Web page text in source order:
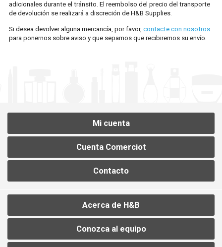
MI CUENTA
adicionales durante el tránsito. El reembolso del precio del transporte
de devolución se realizará a discreción de H&B Supplies.
Si desea devolver alguna mercancía, por favor, contacte con nosotros
para ponernos sobre aviso y que sepamos que recibiremos su envío.
Mi cuenta
Cuenta Comerciot
Contacto
Acerca de H&B
Conozca al equipo